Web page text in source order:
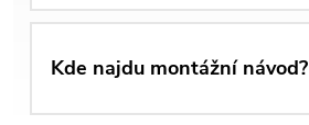
Kde najdu montážní návod?